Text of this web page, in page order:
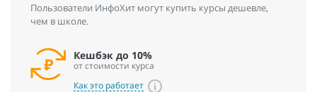
Пользователи ИнфоХит могут купить курсы дешевле,
чем в школе.
Кешбэк до 10%
от стоимости курса
Как это работает